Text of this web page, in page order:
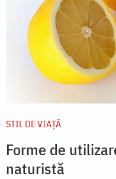
STIL DE VIAŢĂ
Forme de
naturistă